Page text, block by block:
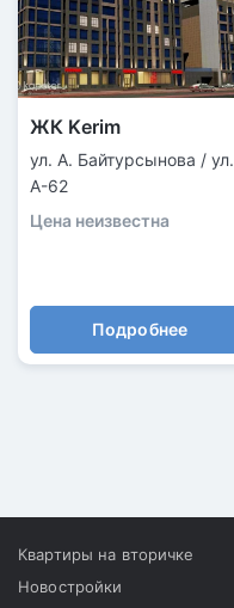
ЖК Kerim
ул. А. Байтурсынова / ул.
А-62
Цена неизвестна
Подробнее
Квартиры на вторичке
Новостройки